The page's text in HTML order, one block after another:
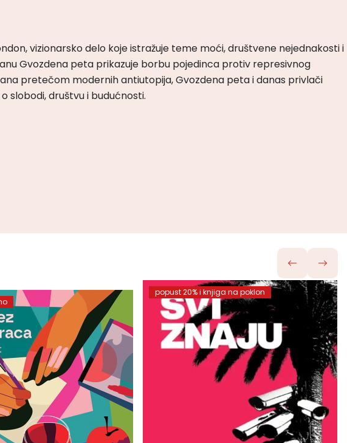
vizionarsko delo koje istražuje teme moći, društvene nejednakosti i
Gvozdena peta prikazuje borbu pojedinca protiv represivnog
pretečom modernih antiutopija, Gvozdena peta i danas privlači
slobodi, društvu i budućnosti.
popust 20% i knjiga na poklon